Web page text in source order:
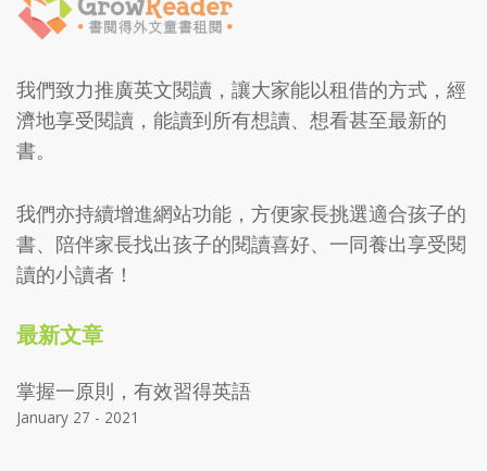
我們致力推廣英文閱讀，讓大家能以租借的方式，經
濟地享受閱讀，能讀到所有想讀、想看甚至最新的
書。
我們亦持續增進網站功能，方便家長挑選適合孩子的
書、陪伴家長找出孩子的閱讀喜好、一同養出享受閱
讀的小讀者！
最新文章
掌握一原則，有效習得英語
January 27 - 2021